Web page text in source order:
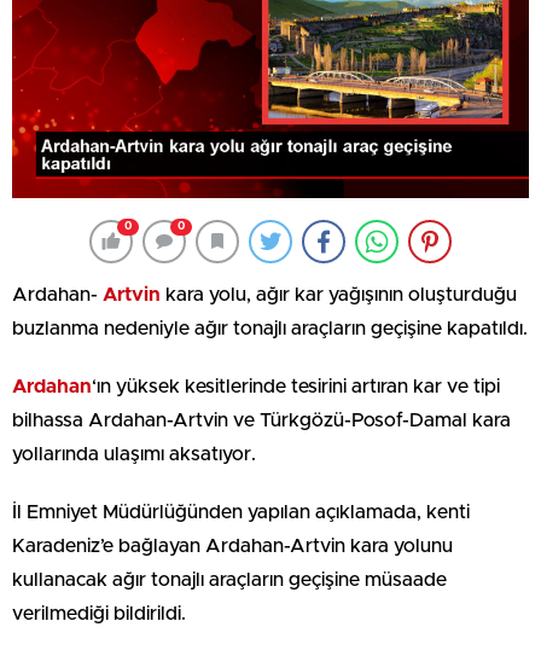
0 0
Ardahan- Artvin kara yolu, ağır kar yağışının oluşturduğu
buzlanma nedeniyle ağır tonajlı araçların geçişine kapatıldı.
Ardahan‘ın yüksek kesitlerinde tesirini artıran kar ve tipi
bilhassa Ardahan-Artvin ve Türkgözü-Posof-Damal kara
yollarında ulaşımı aksatıyor.
İl Emniyet Müdürlüğünden yapılan açıklamada, kenti
Karadeniz’e bağlayan Ardahan-Artvin kara yolunu
kullanacak ağır tonajlı araçların geçişine müsaade
verilmediği bildirildi.